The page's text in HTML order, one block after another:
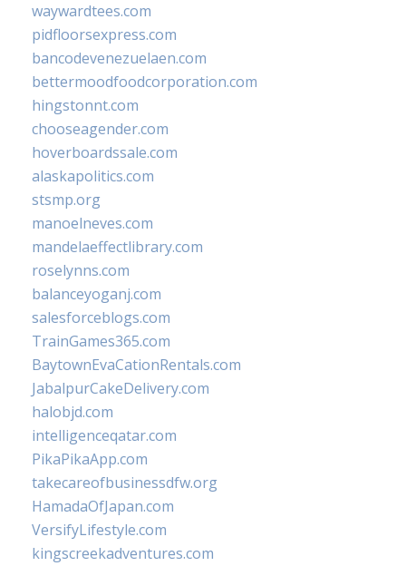
waywardtees.com
pidfloorsexpress.com
bancodevenezuelaen.com
bettermoodfoodcorporation.com
hingstonnt.com
chooseagender.com
hoverboardssale.com
alaskapolitics.com
stsmp.org
manoelneves.com
mandelaeffectlibrary.com
roselynns.com
balanceyoganj.com
salesforceblogs.com
TrainGames365.com
BaytownEvaCationRentals.com
JabalpurCakeDelivery.com
halobjd.com
intelligenceqatar.com
PikaPikaApp.com
takecareofbusinessdfw.org
HamadaOfJapan.com
VersifyLifestyle.com
kingscreekadventures.com